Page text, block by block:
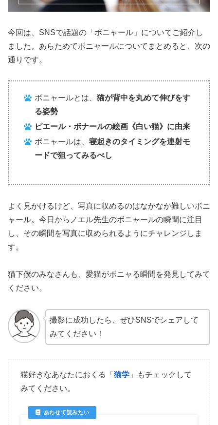
今回は、SNSで話題の「ボニャール」についてご紹介し
ました。あらためてボニャールについてまとめると、次の
通りです。
ボニャールとは、猫が背中を丸めて伸びをす
る姿勢
ピエール・ボナールの絵画《白い猫》に由来
ボニャールは、寝起きのタイミングを連射モ
ードで狙ってみるべし
よく見かけるけど、写真に収めるのはなかなか難しいボニ
ャール。今日からノエル先生のボニャールの瞬間に注目
し、その瞬間を写真に収められるようにチャレンジしま
す。
猫下僕のみなさんも、愛猫がボニャる瞬間を発見してみて
ください。
撮影に成功したら、ぜひSNSでシェアして
みてください！
猫好きなあなたにおくる「 猫学 」もチェックして
みてください。